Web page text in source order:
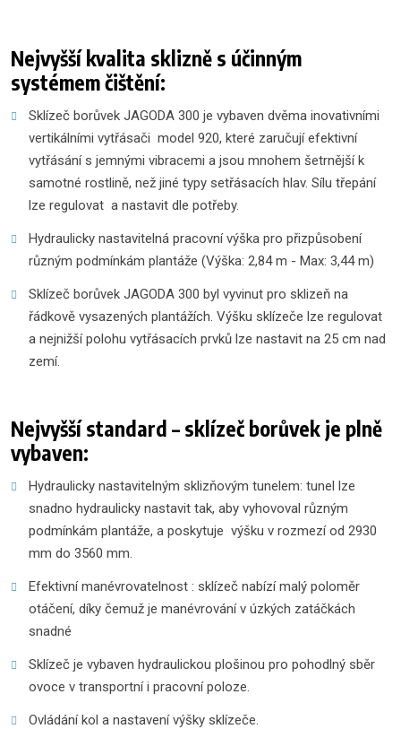
Nejvyšší kvalita sklizně s účinným
systémem čištění:
Sklízeč borůvek JAGODA 300 je vybaven dvěma inovativními
vertikálními vytřásači model 920, které zaručují efektivní
vytřásání s jemnými vibracemi a jsou mnohem šetrnější k
samotné rostlině, než jiné typy setřásacích hlav. Sílu třepání
lze regulovat a nastavit dle potřeby.
Hydraulicky nastavitelná pracovní výška pro přizpůsobení
různým podmínkám plantáže (Výška: 2,84 m - Max: 3,44 m)
Sklízeč borůvek JAGODA 300 byl vyvinut pro sklizeň na
řádkově vysazených plantážích. Výšku sklízeče lze regulovat
a nejnižší polohu vytřásacích prvků lze nastavit na 25 cm nad
zemí.
Nejvyšší standard – sklízeč borůvek je plně
vybaven:
Hydraulicky nastavitelným sklizňovým tunelem: tunel lze
snadno hydraulicky nastavit tak, aby vyhovoval různým
podmínkám plantáže, a poskytuje výšku v rozmezí od 2930
mm do 3560 mm.
Efektivní manévrovatelnost : sklízeč nabízí malý poloměr
otáčení, díky čemuž je manévrování v úzkých zatáčkách
snadné
Sklízeč je vybaven hydraulickou plošinou pro pohodlný sběr
ovoce v transportní i pracovní poloze.
Ovládání kol a nastavení výšky sklízeče.